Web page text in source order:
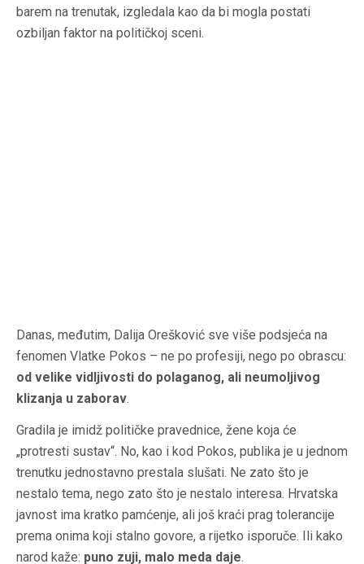
barem na trenutak, izgledala kao da bi mogla postati
ozbiljan faktor na političkoj sceni.
Danas, međutim, Dalija Orešković sve više podsjeća na
fenomen Vlatke Pokos – ne po profesiji, nego po obrascu:
od velike vidljivosti do polaganog, ali neumoljivog
klizanja u zaborav.
Gradila je imidž političke pravednice, žene koja će
„protresti sustav“. No, kao i kod Pokos, publika je u jednom
trenutku jednostavno prestala slušati. Ne zato što je
nestalo tema, nego zato što je nestalo interesa. Hrvatska
javnost ima kratko pamćenje, ali još kraći prag tolerancije
prema onima koji stalno govore, a rijetko isporuče. Ili kako
narod kaže: puno zuji, malo meda daje.